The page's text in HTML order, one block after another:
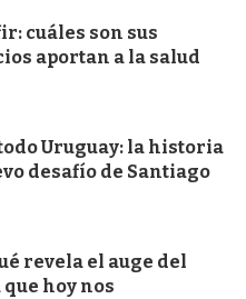
cuáles son sus
aportan a la salud
Uruguay: la historia
desafío de Santiago
revela el auge del
hoy nos